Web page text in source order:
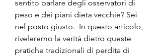
sentito parlare degli osservatori di
peso e dei piani dieta vecchie? Sei
nel posto giusto.  In questo articolo,
riveleremo la verità dietro queste
pratiche tradizionali di perdita di